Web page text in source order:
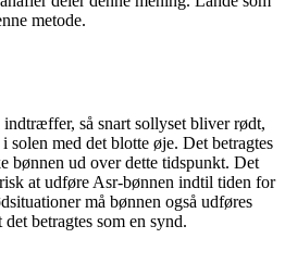
metode.
så snart sollyset bliver rødt,
solen med det blotte øje. Det betragtes
bønnen ud over dette tidspunkt. Det
at udføre Asr-bønnen indtil tiden for
må bønnen også udføres
betragtes som en synd.